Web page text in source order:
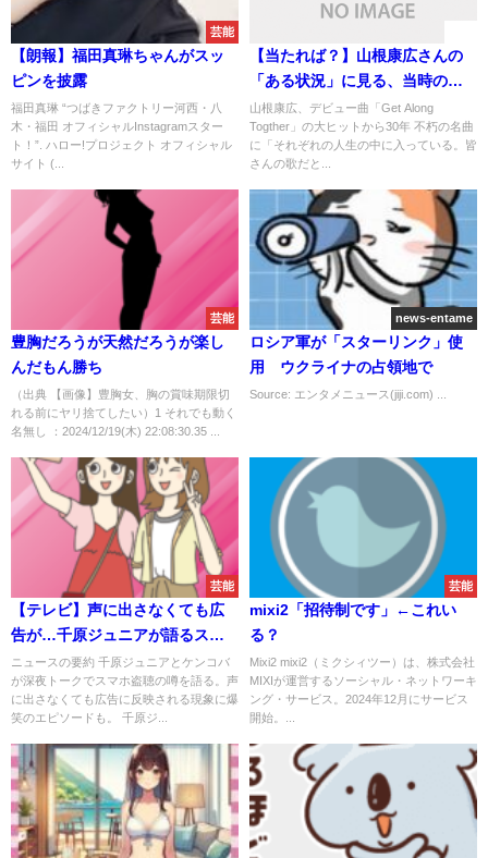
芸能
【朗報】福田真琳ちゃんがスッ
ピンを披露
福田真琳 “​つばきファクトリー河西・八
木・福田 オフィシャルInstagramスター
ト！”. ハロー!プロジェクト オフィシャル
サイト (...
【当たれば？】山根康広さんの
「ある状況」に見る、当時の男
性ソロシンガー事情
山根康広、デビュー曲「Get Along
Togther」の大ヒットから30年 不朽の名曲
に「それぞれの人生の中に入っている。皆
さんの歌だと...
芸能
豊胸だろうが天然だろうが楽し
んだもん勝ち
（出典 【画像】豊胸女、胸の賞味期限切
れる前にヤリ捨てしたい）1 それでも動く
名無し ：2024/12/19(木) 22:08:30.35 ...
news-entame
ロシア軍が「スターリンク」使
用 ウクライナの占領地で
Source: エンタメニュース(jiji.com) ...
芸能
【テレビ】声に出さなくても広
告が…千原ジュニアが語るスマ
ホの恐怖
ニュースの要約 千原ジュニアとケンコバ
が深夜トークでスマホ盗聴の噂を語る。声
に出さなくても広告に反映される現象に爆
笑のエピソードも。 千原ジ...
芸能
mixi2「招待制です」←これい
る？
Mixi2 mixi2（ミクシィツー）は、株式会社
MIXIが運営するソーシャル・ネットワーキ
ング・サービス。2024年12月にサービス
開始。...